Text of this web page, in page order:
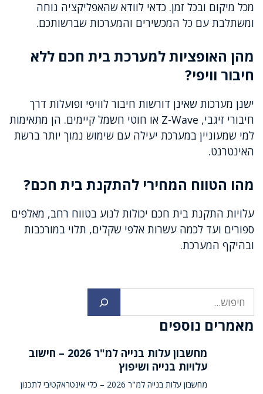
מכל מיקום ובכל זמן. כדאי לוודא שהאפליקציה נוחה
ומשתלבת עם כל המכשירים והמערכות שברשותכם.
מהן האופציות למערכת בית חכם ללא
חיבור וויפי?
ישנן מערכות שאינן דורשות חיבור לוויפי ופועלות דרך
חיבורי זיגבי, Z-Wave או חוטי חשמל קיימים. הן מתאימות
למי שמעוניין במערכת יעילה עם שימוש נמוך יותר ברשת
האינטרנט.
מהו הטווח המחירי להתקנת בית חכם?
עלויות התקנת בית חכם יכולות לנוע בטווח רחב, מאלפים
ספורים ועד לכמה עשרות אלפי שקלים, תלוי במורכבות
ובהיקף המערכת.
מאמרים נוספים
מחשבון עלות בנייה למ"ר 2026 – חישוב
עלויות בנייה ושיפוץ
מחשבון עלות בנייה למ"ר 2026 – כלי אינטראקטיבי לתכנון